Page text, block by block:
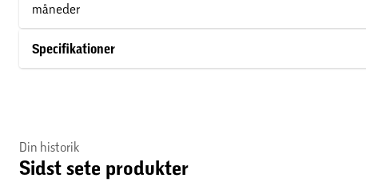
måneder
Specifikationer
Din historik
Sidst sete produkter